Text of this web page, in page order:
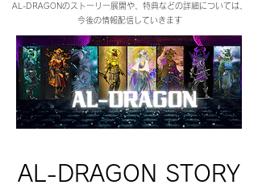
AL-DRAGONのストーリー展開や、特典などの詳細については、
今後の情報配信していきます
AL-DRAGON STORY